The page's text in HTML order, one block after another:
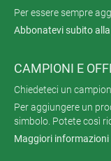
Per essere sempre
Abbonatevi subito
CAMPIONI E
Chiedeteci un
Per aggiungere un
simbolo. Potete così
Maggiori informazioni